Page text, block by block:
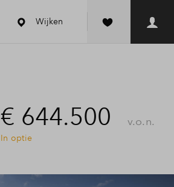
Wijken
€ 644.500 v.o.n.
In optie